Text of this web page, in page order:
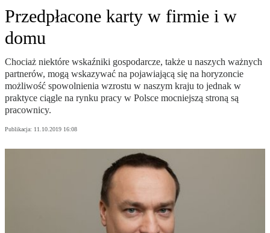
Przedpłacone karty w firmie i w
domu
Chociaż niektóre wskaźniki gospodarcze, także u naszych ważnych
partnerów, mogą wskazywać na pojawiającą się na horyzoncie
możliwość spowolnienia wzrostu w naszym kraju to jednak w
praktyce ciągle na rynku pracy w Polsce mocniejszą stroną są
pracownicy.
Publikacja: 11.10.2019 16:08